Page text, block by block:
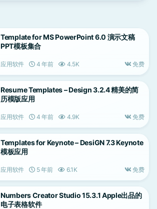
Template for MS PowerPoint 6.0 演示文稿
PPT模板集合
应用软件 4 年前 4.5K 免费
Resume Templates – Design 3.2.4 精美的简
历模版应用
应用软件 4 年前 4.9K 免费
Templates for Keynote – DesiGN 7.3 Keynote
模板应用
应用软件 5 年前 6.1K 免费
Numbers Creator Studio 15.3.1 Apple出品的
电子表格软件